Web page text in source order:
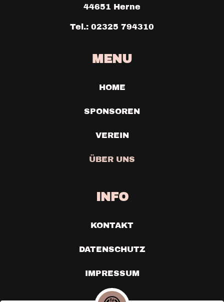
44651 Herne
Tel.: 02325 794310
MENU
HOME
SPONSOREN
VEREIN
ÜBER UNS
INFO
KONTAKT
DATENSCHUTZ
IMPRESSUM